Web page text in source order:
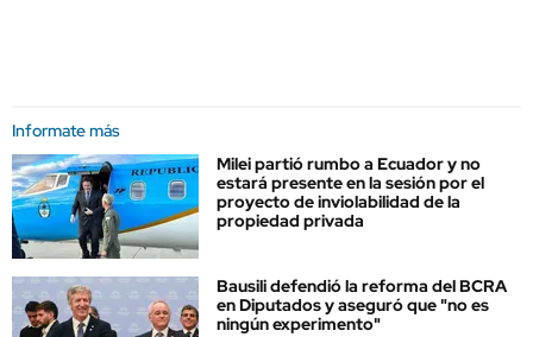
Informate más
Milei partió rumbo a Ecuador y no
estará presente en la sesión por el
proyecto de inviolabilidad de la
propiedad privada
Bausili defendió la reforma del BCRA
en Diputados y aseguró que "no es
ningún experimento"